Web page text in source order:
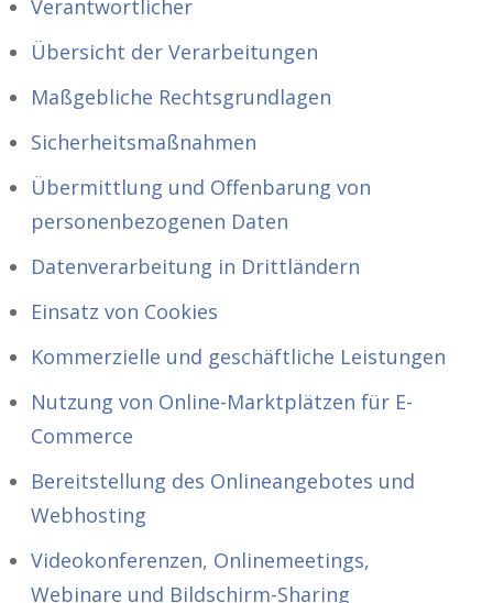
Verantwortlicher
Übersicht der Verarbeitungen
Maßgebliche Rechtsgrundlagen
Sicherheitsmaßnahmen
Übermittlung und Offenbarung von
personenbezogenen Daten
Datenverarbeitung in Drittländern
Einsatz von Cookies
Kommerzielle und geschäftliche Leistungen
Nutzung von Online-Marktplätzen für E-
Commerce
Bereitstellung des Onlineangebotes und
Webhosting
Videokonferenzen, Onlinemeetings,
Webinare und Bildschirm-Sharing